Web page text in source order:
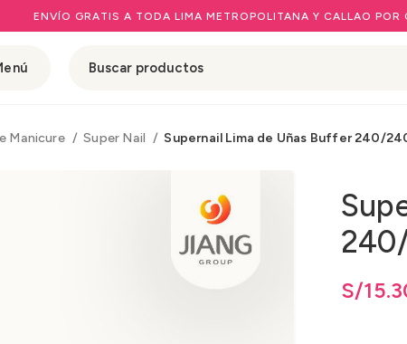
ENVÍO GRATIS A TODA LIMA METROPOLITANA Y CALLAO
Manicure Super Nail Supernail Lima de Uñas Buffer 240/
S/